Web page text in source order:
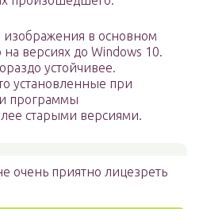
изображения в основном
версиях до Windows 10.
устойчивее.
установленные при
программы
старыми версиями.
очень приятно лицезреть